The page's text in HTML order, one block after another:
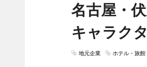
名古屋・
キャラク
地元企業 ホテル・旅館